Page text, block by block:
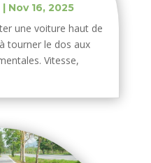
| Nov 16, 2025
une voiture haut de
tourner le dos aux
Vitesse,